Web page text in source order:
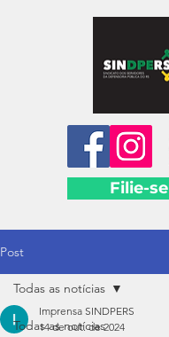
Filie-se
Post
Todas as notícias
Todas as notícias
Imprensa SINDPERS
14 de out. de 2024